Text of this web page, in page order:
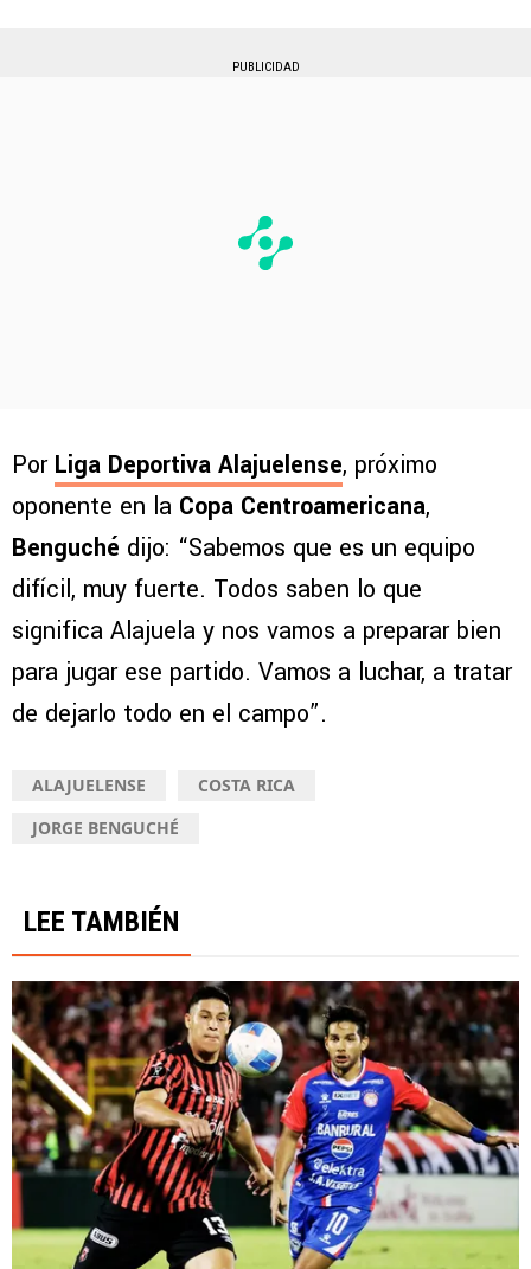
PUBLICIDAD
Por Liga Deportiva Alajuelense, próximo
oponente en la Copa Centroamericana,
Benguché dijo: “Sabemos que es un equipo
difícil, muy fuerte. Todos saben lo que
significa Alajuela y nos vamos a preparar bien
para jugar ese partido. Vamos a luchar, a tratar
de dejarlo todo en el campo”.
ALAJUELENSE
COSTA RICA
JORGE BENGUCHÉ
LEE TAMBIÉN